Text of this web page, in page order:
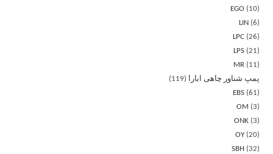
EGO
10
LIN
6
LPC 26
LPS 21
MR
11
پمپ شناور چاهی ابارا
119
EBS 61
OM
3
ONK 3
OY 20
SBH
32